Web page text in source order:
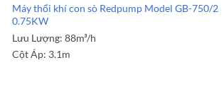
Máy thổi khí con sò Redpump Model GB-750/2
0.75KW
Lưu Lượng: 88m³/h
Cột Áp: 3.1m